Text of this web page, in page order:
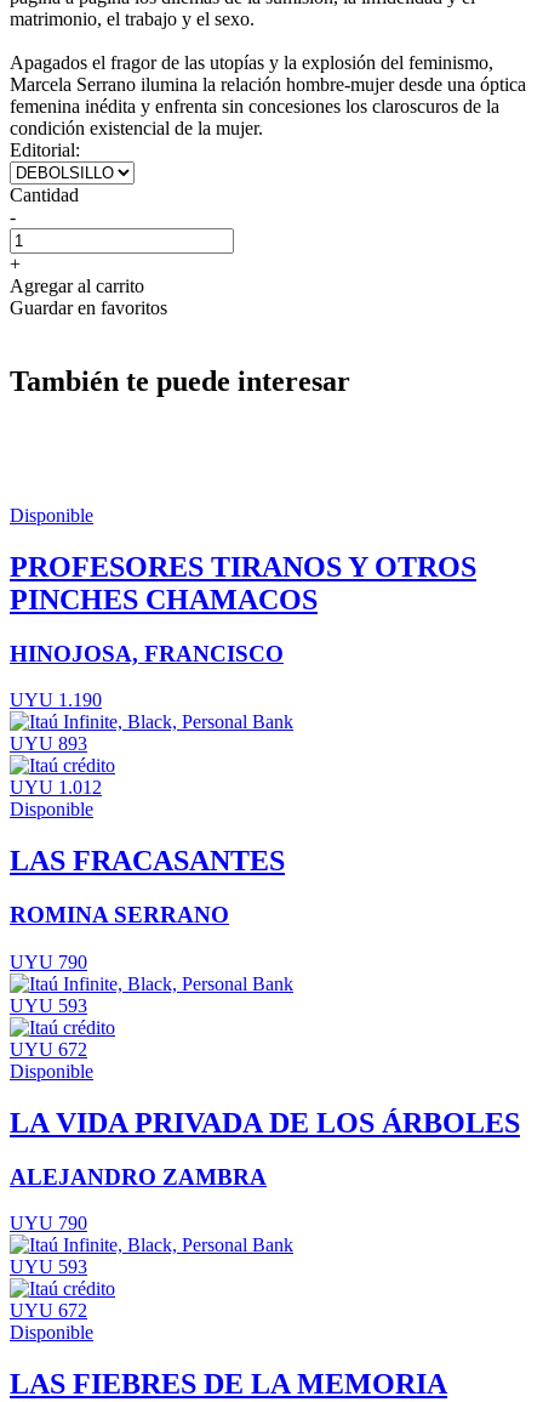
matrimonio, el trabajo y el sexo.
Apagados el fragor de las utopías y la explosión del feminismo,
Marcela Serrano ilumina la relación hombre-mujer desde una óptica
femenina inédita y enfrenta sin concesiones los claroscuros de la
condición existencial de la mujer.
Editorial:
Cantidad
-
+
Agregar al carrito
Guardar en favoritos
También te puede interesar
Disponible
PROFESORES TIRANOS Y OTROS
PINCHES CHAMACOS
HINOJOSA, FRANCISCO
UYU 1.190
UYU 893
UYU 1.012
Disponible
LAS FRACASANTES
ROMINA SERRANO
UYU 790
UYU 593
UYU 672
Disponible
LA VIDA PRIVADA DE LOS ÁRBOLES
ALEJANDRO ZAMBRA
UYU 790
UYU 593
UYU 672
Disponible
LAS FIEBRES DE LA MEMORIA